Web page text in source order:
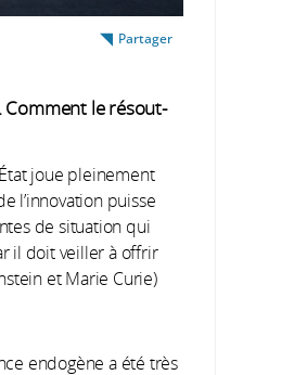
Partager
Comment le résout-
joue pleinement
l’innovation puisse
de situation qui
il doit veiller à offrir
et Marie Curie)
endogène a été très